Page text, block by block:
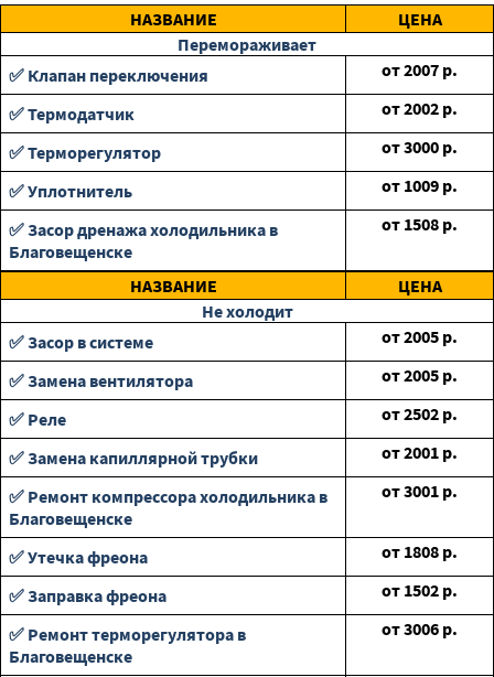
НАЗВАНИЕ
ЦЕНА
Перемораживает
✅ Клапан переключения
от2007 р.
✅ Термодатчик
от2002 р.
✅ Терморегулятор
от3000 р.
✅ Уплотнитель
от 1009 р.
✅ Засор дренажа холодильника в
Благовещенске
от 1508 р.
НАЗВАНИЕ
ЦЕНА
Не холодит
✅ Засор в системе
от2005 р.
✅ Замена вентилятора
от2005 р.
✅ Реле
от2502 р.
✅ Замена капиллярной трубки
от2001 р.
✅ Ремонт компрессора холодильника в
Благовещенске
от3001 р.
✅ Утечка фреона от 1808 р.
✅ Заправка фреона
от 1502 р.
✅ Ремонт терморегулятора в
Благовещенске
от3006 р.